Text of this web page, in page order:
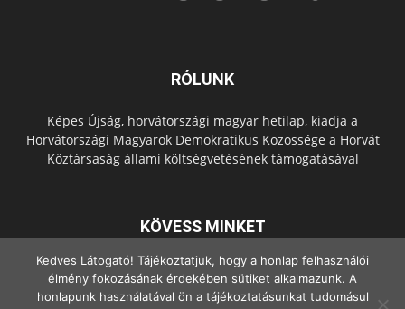
RÓLUNK
Képes Újság, horvátországi magyar hetilap, kiadja a
Horvátországi Magyarok Demokratikus Közössége a Horvát
Köztársaság állami költségvetésének támogatásával
KÖVESS MINKET
Kedves Látogató! Tájékoztatjuk, hogy a honlap felhasználói
élmény fokozásának érdekében sütiket alkalmazunk. A
honlapunk használatával ön a tájékoztatásunkat tudomásul